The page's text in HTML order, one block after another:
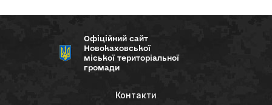
Офіційний сайт
Новокаховської
міської територіальної
громади
Контакти